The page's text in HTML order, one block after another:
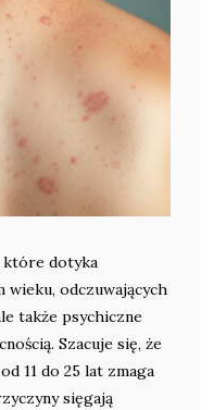
które dotyka
wieku, odczuwających
także psychiczne
Szacuje się, że
11 do 25 lat zmaga
sięgają